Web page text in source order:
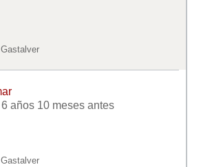
Gastalver
años 10 meses antes
Gastalver